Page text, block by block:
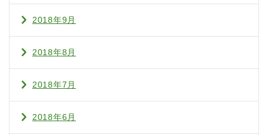
2018年9月
2018年8月
2018年7月
2018年6月